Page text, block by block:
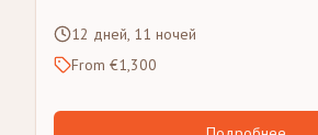
12 дней, 11 ночей
From €1,300